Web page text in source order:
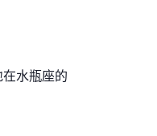
水瓶座的